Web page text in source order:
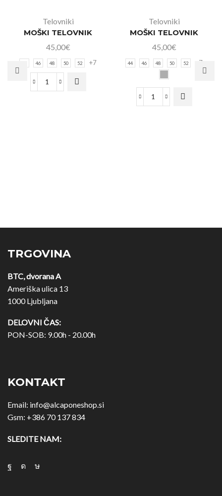
Telovniki
MOŠKI TELOVNIK
45,00€
46 48 50 52 +7
Telovniki
MOŠKI TELOVNIK
45,00€
44 46 48 50 52 +7
TRGOVINA
BTC, dvorana A
Ameriška ulica 13
1000 Ljubljana
DELOVNI ČAS:
PON-SOB: 9.00h - 20.00h
KONTAKT
Email: info@alcaponeshop.si
Gsm: +386 70 137 834
SLEDITE NAM: